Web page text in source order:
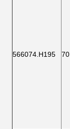
566074.H195 70